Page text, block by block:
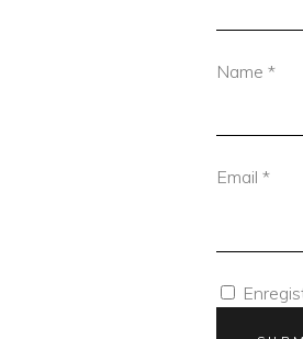
Name *
Email *